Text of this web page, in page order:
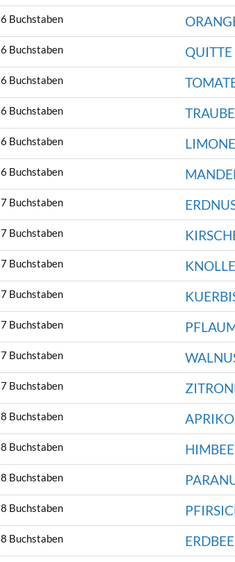
6 Buchstaben
6 Buchstaben
QUITTE
6 Buchstaben
6 Buchstaben
TRAUBE
6 Buchstaben
LIMONE
6 Buchstaben
7 Buchstaben
7 Buchstaben
7 Buchstaben
7 Buchstaben
7 Buchstaben
7 Buchstaben
7 Buchstaben
8 Buchstaben
8 Buchstaben
8 Buchstaben
8 Buchstaben
8 Buchstaben